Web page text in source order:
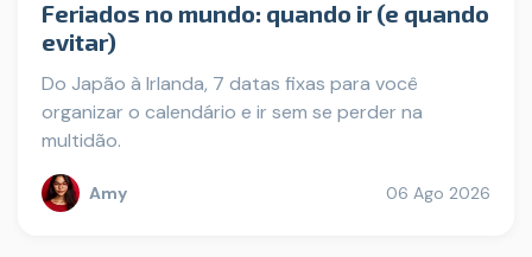
Feriados no mundo: quando ir (e quando
evitar)
Do Japão à Irlanda, 7 datas fixas para você
organizar o calendário e ir sem se perder na
multidão.
Amy 06 Ago 2026